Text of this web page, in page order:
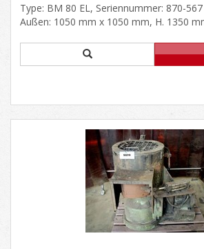
Type: BM 80 EL, Seriennummer: 870-
Außen: 1050 mm x 1050 mm, H. 1350